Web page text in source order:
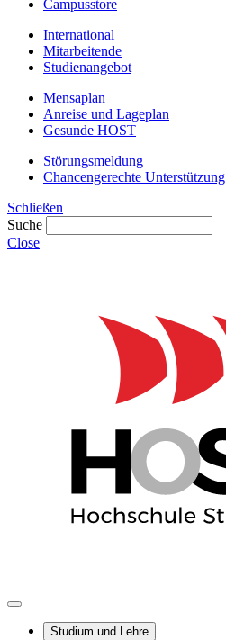
Campusstore
International
Mitarbeitende
Studienangebot
Mensaplan
Anreise und Lageplan
Gesunde HOST
Störungsmeldung
Chancengerechte Unterstützung
Schließen
Suche
Close
Studium und Lehre